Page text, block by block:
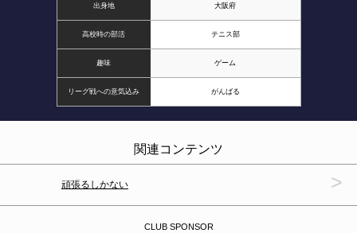
出身地 大阪府
高校時の部活 テニス部
趣味 ゲーム
リーグ戦への意気込み がんばる
関連コンテンツ
頑張るしかない >
CLUB SPONSOR